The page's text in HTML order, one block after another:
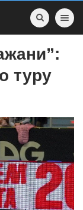
Toggle
туру